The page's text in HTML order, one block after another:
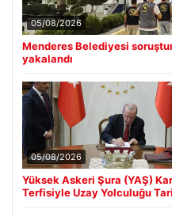
05/08/2026
Menderes Belediyesi
yakalandı
05/08/2026
Yüksek Askeri Şura (YAŞ)
Terfisiyle Uzay Yolculuğu